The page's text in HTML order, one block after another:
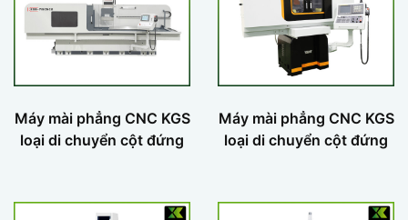
Máy mài phẳng CNC KGS
loại di chuyển cột đứng
Máy mài phẳng CNC KGS
loại di chuyển cột đứng